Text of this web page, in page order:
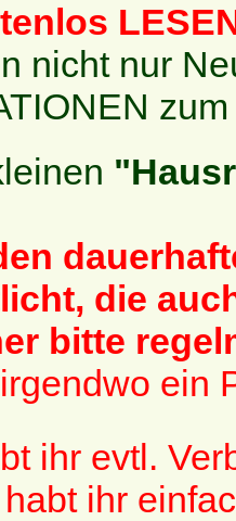
nicht nur
die
bitte
ein
ihr evtl.
habt ihr